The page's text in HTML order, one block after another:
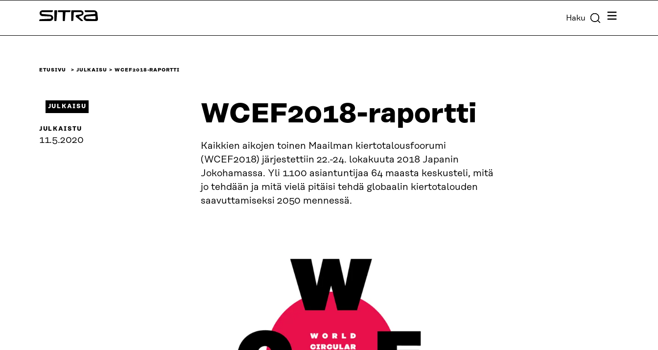
sisältöön
Sitra Haku Valikko
ETUSIVU JULKAISU WCEF2018-RAPORTTI
WCEF2018-raportti
Kaikkien aikojen toinen Maailman kiertotalousfoorumi
(WCEF2018) järjestettiin 22.-24. lokakuuta 2018 Japanin
Jokohamassa. Yli 1.100 asiantuntijaa 64 maasta keskusteli, mitä
jo tehdään ja mitä vielä pitäisi tehdä globaalin kiertotalouden
saavuttamiseksi 2050 mennessä.
JULKAISU
JULKAISTU
11.5.2020